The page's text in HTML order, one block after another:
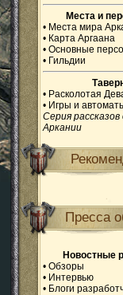
Места и
• Места мира
• Карта Аргаана
• Основные
• Гильдии
• Расколотая
• Игры и
Серия
Аркании
Пресса
Новостные
• Обзоры
• Интервью
• Блоги